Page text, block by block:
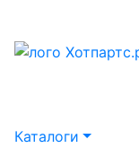
Каталоги